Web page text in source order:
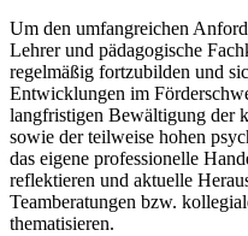
Um den umfangreichen
Lehrer und pädagogische
regelmäßig fortzubilden und
Entwicklungen im
langfristigen Bewältigung der
sowie der teilweise hohen
das eigene professionelle
reflektieren und aktuelle
Teamberatungen bzw.
thematisieren.